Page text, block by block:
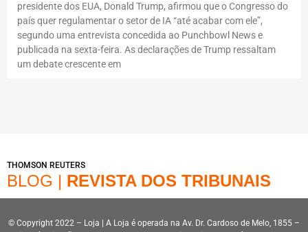
presidente dos EUA, Donald Trump, afirmou que o Congresso do
país quer regulamentar o setor de IA “até acabar com ele”,
segundo uma entrevista concedida ao Punchbowl News e
publicada na sexta-feira. As declarações de Trump ressaltam
um debate crescente em
THOMSON REUTERS
BLOG | REVISTA DOS TRIBUNAIS
© Copyright 2022 – Loja | A Loja é operada na Av. Dr. Cardoso de Melo, 1855 –